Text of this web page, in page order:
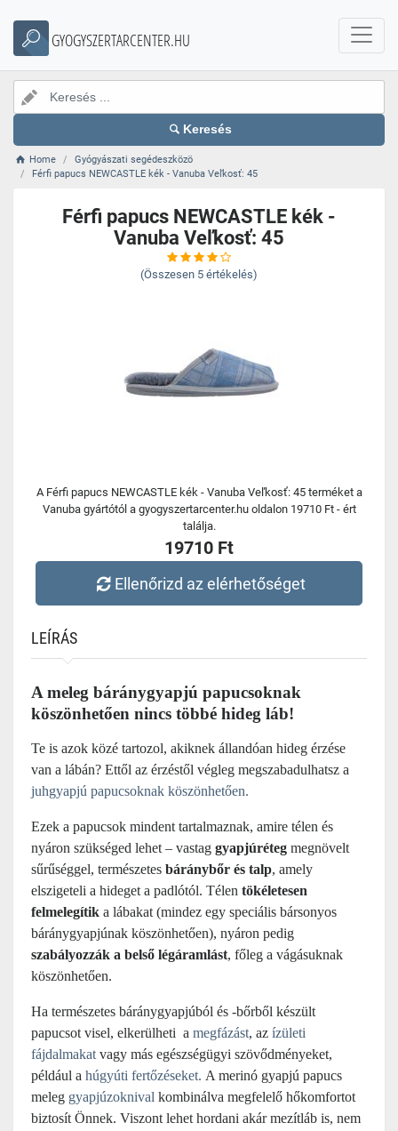
GYOGYSZERTARCENTER.HU
Keresés
Home
Gyógyászati segédeszközö
Férfi papucs NEWCASTLE kék - Vanuba Veľkosť: 45
Férfi papucs NEWCASTLE kék -
Vanuba Veľkosť: 45
(Összesen 5 értékelés)
A Férfi papucs NEWCASTLE kék - Vanuba Veľkosť: 45 terméket a
Vanuba gyártótól a gyogyszertarcenter.hu oldalon 19710 Ft - ért
találja.
19710 Ft
Ellenőrizd az elérhetőséget
LEÍRÁS
A meleg báránygyapjú papucsoknak
köszönhetően nincs többé hideg láb!
Te is azok közé tartozol, akiknek állandóan hideg érzése
van a lábán? Ettől az érzéstől végleg megszabadulhatsz a
juhgyapjú papucsoknak köszönhetően.
Ezek a papucsok mindent tartalmaznak, amire télen és
nyáron szükséged lehet – vastag gyapjúréteg megnövelt
sűrűséggel, természetes báránybőr és talp, amely
elszigeteli a hideget a padlótól. Télen tökéletesen
felmelegítik a lábakat (mindez egy speciális bársonyos
báránygyapjúnak köszönhetően), nyáron pedig
szabályozzák a belső légáramlást, főleg a vágásuknak
köszönhetően.
Ha természetes báránygyapjúból és -bőrből készült
papucsot visel, elkerülheti a megfázást, az ízületi
fájdalmakat vagy más egészségügyi szövődményeket,
például a húgyúti fertőzéseket. A merinó gyapjú papucs
meleg gyapjúzoknival kombinálva megfelelő hőkomfortot
biztosít Önnek. Viszont lehet hordani akár mezítláb is, nem